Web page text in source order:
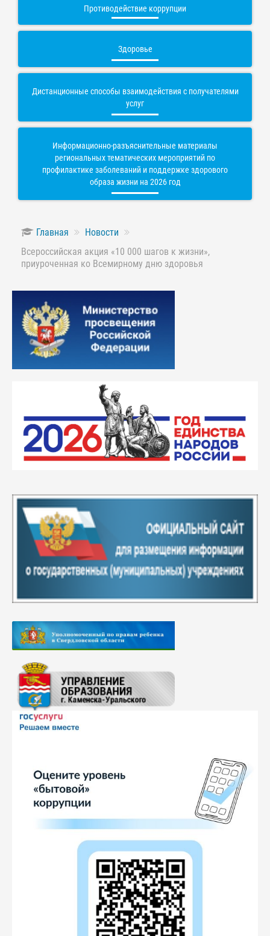
Противодействие коррупции
Здоровье
Дистанционные способы взаимодействия с получателями
услуг
Информационно-разъяснительные материалы
региональных тематических мероприятий по
профилактике заболеваний и поддержке здорового
образа жизни на 2026 год
Главная
Новости
Всероссийская акция «10 000 шагов к жизни»,
приуроченная ко Всемирному дню здоровья